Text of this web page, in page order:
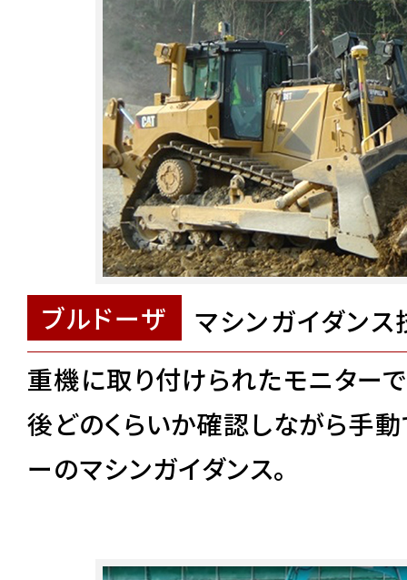
ブルドーザ
マシンガイダンス
重機に取り付けられたモニター
後どのくらいか確認しながら手
ーのマシンガイダンス。